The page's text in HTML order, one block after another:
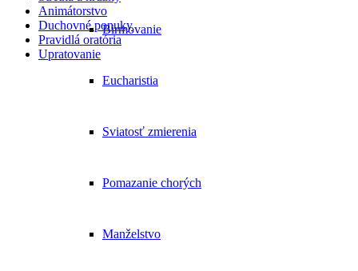
Birmovanie
Eucharistia
Sviatosť zmierenia
Pomazanie chorých
Manželstvo
Animátorstvo
Duchovné ponuky
Pravidlá oratória
Upratovanie